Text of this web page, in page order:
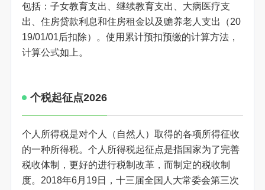
包括：子女教育支出、继续教育支出、大病医疗支
出、住房贷款利息和住房租金以及赡养老人支出（20
19/01/01后扣除）。使用累计预扣预缴的计算方法，
计算公式如上。
个税起征点2026
个人所得税是对个人（自然人）取得的各项所得征收
的一种所得税。个人所得税起征点是指国家为了完善
税收体制，更好的进行税制改革，而制定的税收制
度。2018年6月19日，十三届全国人大常委会第三次